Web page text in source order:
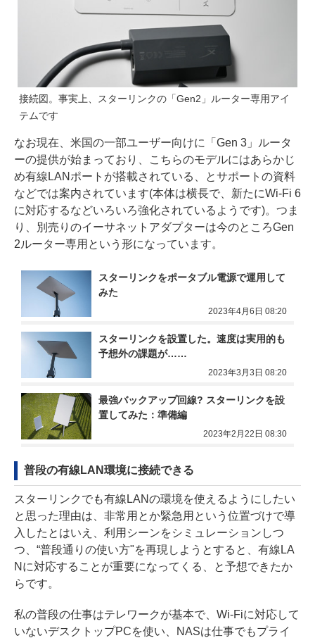
接続図。事実上、スターリンクの「Gen2」ルーター専用アイ
テムです
なお現在、米国の一部ユーザー向けに「Gen 3」ルータ
ーの提供が始まっており、こちらのモデルにはあらかじ
め有線LANポートが搭載されている、とサポートの資料
などでは案内されています(本体は横長で、新たにWi-Fi 6
に対応するなどいろいろ強化されているようです)。つま
り、別売りのイーサネットアダプターは今のところGen
2ルーター専用という形になっています。
スターリンクをポータブル電源で運用して
みた
2023年4月6日 08:20
スターリンクを設置した。速度は実用的も
予想外の課題が……
2023年3月3日 08:20
最強バックアップ回線? スターリンクを設
置してみた：準備編
2023年2月22日 08:30
普段の有線LAN環境に接続できる
スターリンクでも有線LANの環境を使えるようにしたい
と思った理由は、非常用とか緊急用という位置づけで導
入したとはいえ、利用シーンをシミュレーションしつ
つ、“普段通りの使い方"を再現しようとすると、有線LA
Nに対応することが重要になってくる、と予想できたか
らです。
私の普段の仕事はテレワークが基本で、Wi-Fiに対応して
いないデスクトップPCを使い、NASは仕事でもプライ